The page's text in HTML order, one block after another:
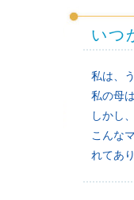
いつ
私は、
私の母
しかし
こんな
れてあ